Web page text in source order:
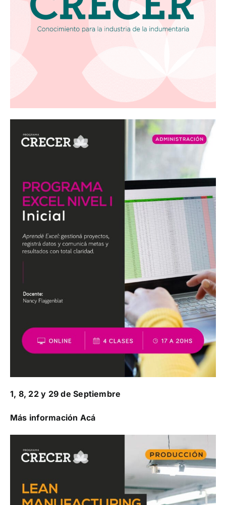
¡Seguinos en Linkedin!
1, 8, 22 y 29 de Septiembre
Más información Acá